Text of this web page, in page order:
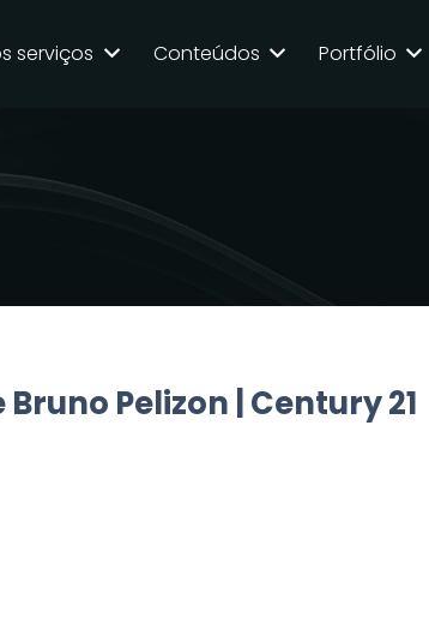
serviços Conteúdos Portfólio
Pelizon | Century 21